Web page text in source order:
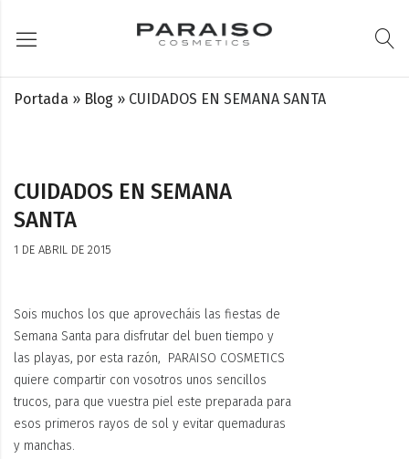
Portada » Blog » CUIDADOS EN SEMANA SANTA
CUIDADOS EN SEMANA
SANTA
1 DE ABRIL DE 2015
Sois muchos los que aprovecháis las fiestas de
Semana Santa para disfrutar del buen tiempo y
las playas, por esta razón, PARAISO COSMETICS
quiere compartir con vosotros unos sencillos
trucos, para que vuestra piel este preparada para
esos primeros rayos de sol y evitar quemaduras
y manchas.